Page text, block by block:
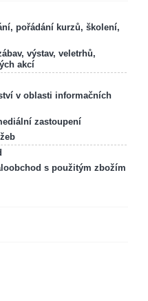
pořádání kurzů, školení,
výstav, veletrhů,
akcí
v oblasti informačních
zastoupení
s použitým zbožím